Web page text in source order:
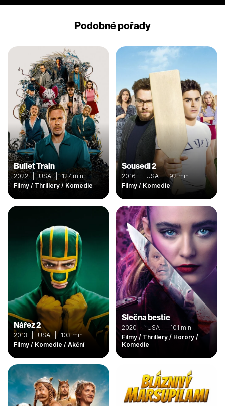
Podobné pořady
Bullet Train
2022 | USA | 127 min
Filmy / Thrillery / Komedie
Sousedi 2
2016 | USA | 92 min
Filmy / Komedie
Nářez 2
2013 | USA | 103 min
Filmy / Komedie / Akční
Slečna bestie
2020 | USA | 101 min
Filmy / Thrillery / Horory /
Komedie